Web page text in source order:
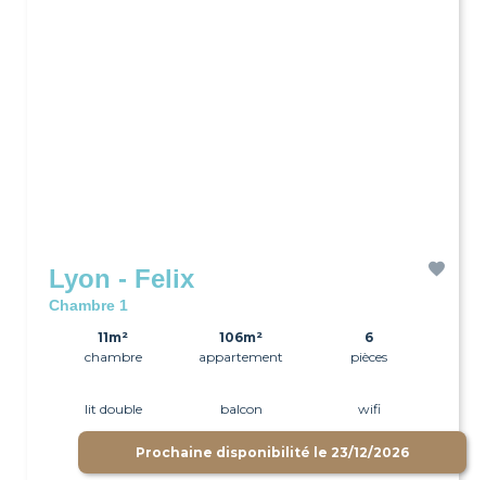
Lyon - Felix
Chambre 1
11m²
chambre
106m²
appartement
6
pièces
lit double balcon wifi
Prochaine disponibilité le 23/12/2026